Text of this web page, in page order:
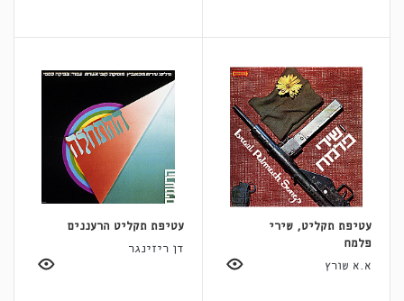
עטיפת תקליט, שירי
פלמח
א.א שורץ
עטיפת תקליט הרעננים
דן ריזינגר